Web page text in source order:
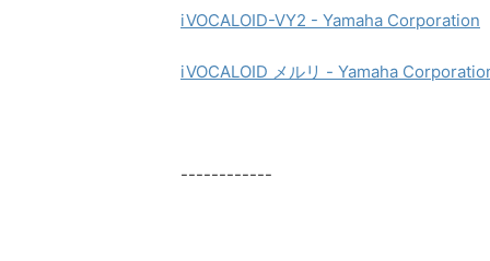
iVOCALOID-VY2 - Yamaha Corporation
iVOCALOID メルリ - Yamaha
------------